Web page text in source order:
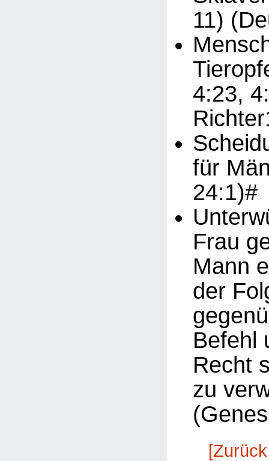
11)
4:23,
für
24:1)#
Frau
Mann
der
Befehl
Recht
zu